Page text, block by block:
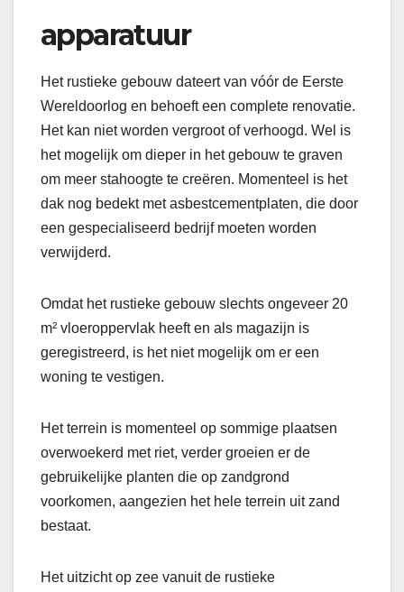
apparatuur
Het rustieke gebouw dateert van vóór de Eerste
Wereldoorlog en behoeft een complete renovatie.
Het kan niet worden vergroot of verhoogd. Wel is
het mogelijk om dieper in het gebouw te graven
om meer stahoogte te creëren. Momenteel is het
dak nog bedekt met asbestcementplaten, die door
een gespecialiseerd bedrijf moeten worden
verwijderd.
Omdat het rustieke gebouw slechts ongeveer 20
m² vloeroppervlak heeft en als magazijn is
geregistreerd, is het niet mogelijk om er een
woning te vestigen.
Het terrein is momenteel op sommige plaatsen
overwoekerd met riet, verder groeien er de
gebruikelijke planten die op zandgrond
voorkomen, aangezien het hele terrein uit zand
bestaat.
Het uitzicht op zee vanuit de rustieke